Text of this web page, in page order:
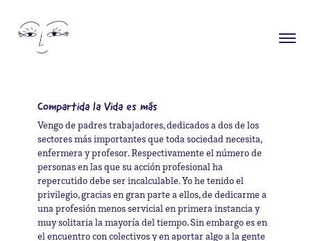
Compartida la Vida es más
Vengo de padres trabajadores, dedicados a dos de los
sectores más importantes que toda sociedad necesita,
enfermera y profesor. Respectivamente el número de
personas en las que su acción profesional ha
repercutido debe ser incalculable. Yo he tenido el
privilegio, gracias en gran parte a ellos, de dedicarme a
una profesión menos servicial en primera instancia y
muy solitaria la mayoría del tiempo. Sin embargo es en
el encuentro con colectivos y en aportar algo a la gente